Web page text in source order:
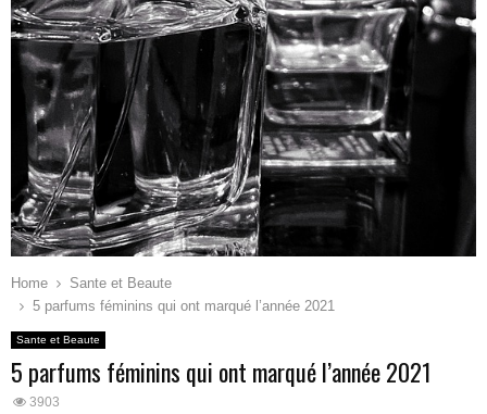
Home
Sante et Beaute
5 parfums féminins qui ont marqué l’année 2021
Sante et Beaute
5 parfums féminins qui ont marqué l’année 2021
3903